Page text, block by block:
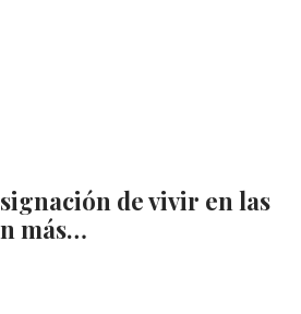
de vivir en las
más…